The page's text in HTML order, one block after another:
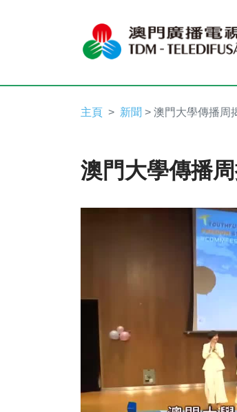
主頁 新聞 > 澳門大學傳播周
澳門大學傳播